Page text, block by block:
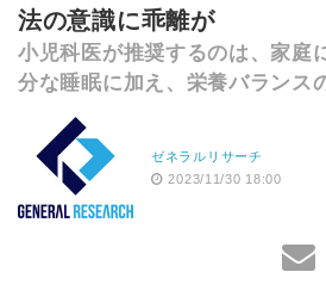
法の意識に乖離が
小児科医が推奨するのは、家庭
分な睡眠に加え、栄養バランス
ゼネラルリサーチ
2023/11/30 18:00